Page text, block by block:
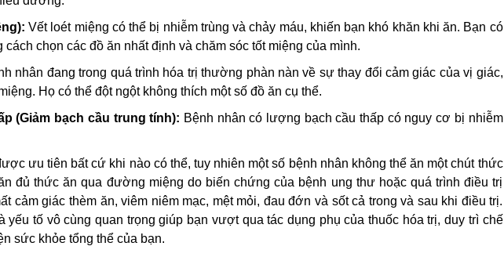
Vết loét miệng có thể bị nhiễm trùng và chảy máu, khiến bạn khó khăn khi ăn. Bạn có
chọn các đồ ăn nhất định và chăm sóc tốt miệng của mình.
nhân đang trong quá trình hóa trị thường phàn nàn về sự thay đổi cảm giác của vị giác,
Họ có thể đột ngột không thích một số đồ ăn cụ thể.
(Giảm bạch cầu trung tính): Bệnh nhân có lượng bạch cầu thấp có nguy cơ bị nhiễm
ưu tiên bất cứ khi nào có thể, tuy nhiên một số bệnh nhân không thể ăn một chút thức
đủ thức ăn qua đường miệng do biến chứng của bệnh ung thư hoặc quá trình điều trị
cảm giác thèm ăn, viêm niêm mạc, mệt mỏi, đau đớn và sốt cả trong và sau khi điều trị.
yếu tố vô cùng quan trọng giúp bạn vượt qua tác dụng phụ của thuốc hóa trị, duy trì chế
sức khỏe tổng thể của bạn.